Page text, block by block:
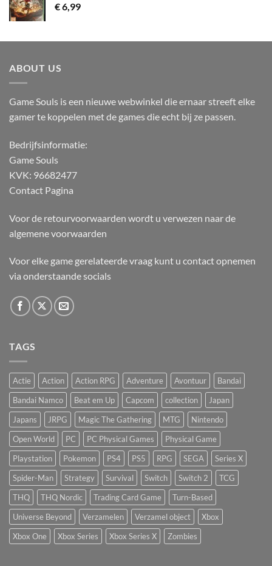
€6,99
ABOUT US
Game Souls is een nieuwe webwinkel die ernaar streeft elke
gamer te koppelen met de games die echt bij ze passen.
Bedrijfsinformatie:
Game Souls
KVK: 96682477
Contact Pagina
Voor de retourvoorwaarden wordt u verwezen naar de
algemene voorwaarden
Voor elke game gerelateerde vraag kunt u contact opnemen
via onderstaande socials
TAGS
Actie Action Action RPG Adventure Avontuur
Bandai
Bandai Namco
Beat em Up Capcom collection
Japan
Japans
JRPG Magic The Gathering MTG
Nintendo
Open World
PC PC Physical Games
Physical Game
Playstation
Pokemon PS4 PS5 RPG SEGA
Series X
Spider-Man
Strategy Survival Switch Switch 2
TCG
THQ
THQ Nordic Trading Card Game
Turn-Based
Universe Beyond
Verzamelen Verzamel object
Xbox
Xbox One
Xbox Series Xbox Series X Zombies